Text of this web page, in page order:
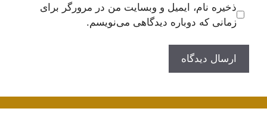
ذخیره نام، ایمیل و وبسایت من در مرورگر برای
زمانی که دوباره دیدگاهی می‌نویسم.